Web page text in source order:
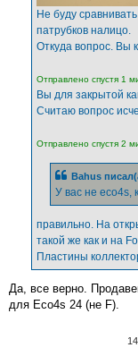
Не буду
патрубков налицо.
Откуда вопрос. Вы
Отправлено спустя 1
Вы для закрытой
Считаю вопрос
Отправлено спустя 2
Bahus
У вас не eco4s,
правильно. На
такой же как и на
Пластины
Да, все верно.
для Eco4s 24 (не F).